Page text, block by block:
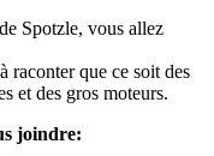
Spotzle, vous allez
raconter que ce soit des
et des gros moteurs.
joindre: